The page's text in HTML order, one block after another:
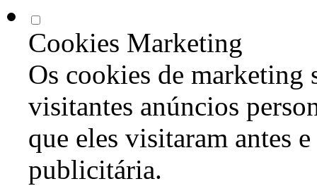
Cookies Marketing
Os cookies de marketing
visitantes anúncios
que eles visitaram antes
publicitária.